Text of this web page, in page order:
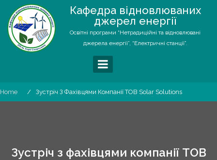
content
Кафедра відновлюваних
джерел енергії
Освітні програми “Нетрадиційні та відновлювані
джерела енергії”, “Електричні станції”.
Home Зустріч З Фахівцями Компанії ТОВ Solar Solutions
Зустріч з фахівцями компанії ТОВ